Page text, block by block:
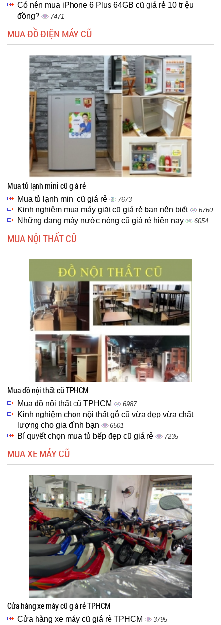
Có nên mua iPhone 6 Plus 64GB cũ giá rẻ 10 triệu
đồng?
7471
MUA ĐỒ ĐIỆN MÁY CŨ
Mua tủ lạnh mini cũ giá rẻ
Mua tủ lạnh mini cũ giá rẻ 7673
Kinh nghiệm mua máy giặt cũ giá rẻ bạn nên biết 6760
Những dạng máy nước nóng cũ giá rẻ hiện nay 6054
MUA NỘI THẤT CŨ
Mua đồ nội thất cũ TPHCM
Mua đồ nội thất cũ TPHCM 6987
Kinh nghiệm chọn nội thất gỗ cũ vừa đẹp vừa chất
lượng cho gia đình bạn
6501
Bí quyết chọn mua tủ bếp đẹp cũ giá rẻ 7235
MUA XE MÁY CŨ
Cửa hàng xe máy cũ giá rẻ TPHCM
Cửa hàng xe máy cũ giá rẻ TPHCM 3795